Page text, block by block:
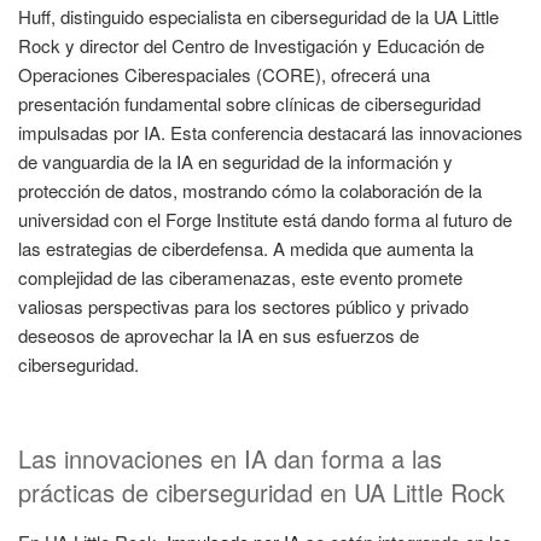
Huff, distinguido especialista en ciberseguridad de la UA Little
Rock y director del Centro de Investigación y Educación de
Operaciones Ciberespaciales (CORE), ofrecerá una
presentación fundamental sobre clínicas de ciberseguridad
impulsadas por IA. Esta conferencia destacará las innovaciones
de vanguardia de la IA en seguridad de la información y
protección de datos, mostrando cómo la colaboración de la
universidad con el Forge Institute está dando forma al futuro de
las estrategias de ciberdefensa. A medida que aumenta la
complejidad de las ciberamenazas, este evento promete
valiosas perspectivas para los sectores público y privado
deseosos de aprovechar la IA en sus esfuerzos de
ciberseguridad.
Las innovaciones en IA dan forma a las
prácticas de ciberseguridad en UA Little Rock